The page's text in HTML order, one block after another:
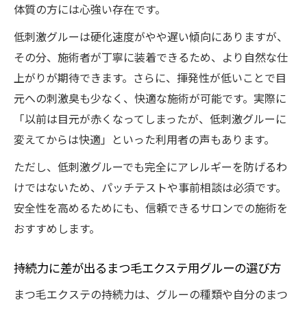
体質の方には心強い存在です。
低刺激グルーは硬化速度がやや遅い傾向にありますが、
その分、施術者が丁寧に装着できるため、より自然な仕
上がりが期待できます。さらに、揮発性が低いことで目
元への刺激臭も少なく、快適な施術が可能です。実際に
「以前は目元が赤くなってしまったが、低刺激グルーに
変えてからは快適」といった利用者の声もあります。
ただし、低刺激グルーでも完全にアレルギーを防げるわ
けではないため、パッチテストや事前相談は必須です。
安全性を高めるためにも、信頼できるサロンでの施術を
おすすめします。
持続力に差が出るまつ毛エクステ用グルーの選び方
まつ毛エクステの持続力は、グルーの種類や自分のまつ